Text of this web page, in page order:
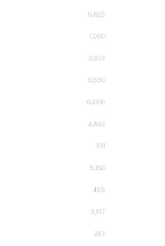
6,825
1,260
3,073
6,530
6,660
4,842
331
5,150
409
3,517
243